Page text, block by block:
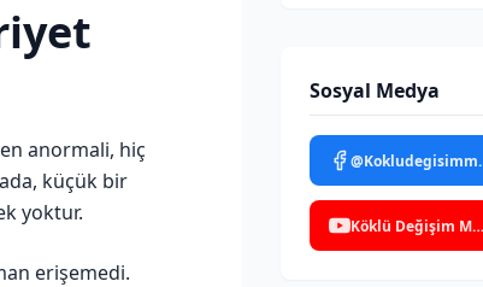
anormali, hiç
küçük bir
yoktur.
erişemedi.
Sosyal Medya
Köklü Değişim Medya